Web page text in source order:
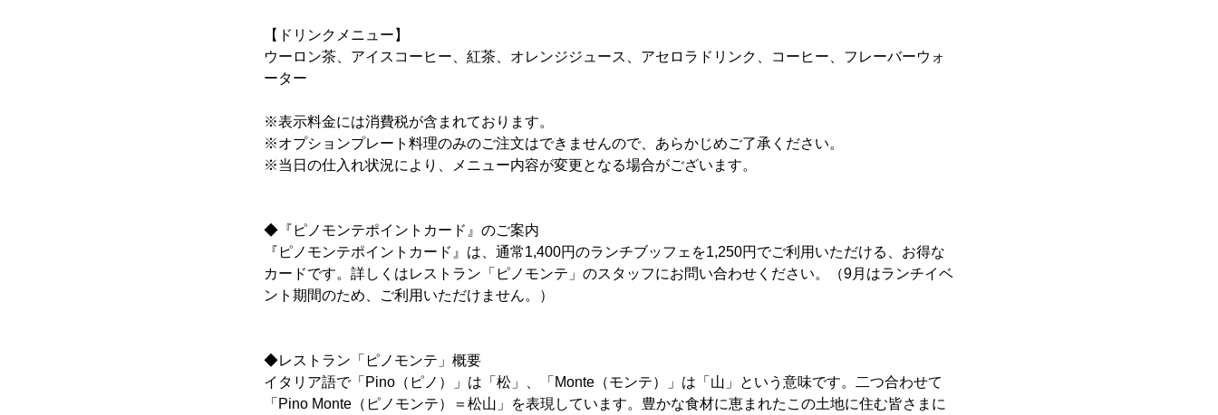
【ドリンクメニュー】
ウーロン茶、アイスコーヒー、紅茶、オレンジジュース、アセロラドリンク、コーヒー、フレーバーウォ
ーター
※表示料金には消費税が含まれております。
※オプションプレート料理のみのご注文はできませんので、あらかじめご了承ください。
※当日の仕入れ状況により、メニュー内容が変更となる場合がございます。
◆『ピノモンテポイントカード』のご案内
『ピノモンテポイントカード』は、通常1,400円のランチブッフェを1,250円でご利用いただける、お得な
カードです。詳しくはレストラン「ピノモンテ」のスタッフにお問い合わせください。（9月はランチイベ
ント期間のため、ご利用いただけません。）
◆レストラン「ピノモンテ」概要
イタリア語で「Pino（ピノ）」は「松」、「Monte（モンテ）」は「山」という意味です。二つ合わせて
「Pino Monte（ピノモンテ）＝松山」を表現しています。豊かな食材に恵まれたこの土地に住む皆さまに